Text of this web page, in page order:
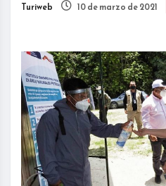
Turiweb 10 de marzo de 2021